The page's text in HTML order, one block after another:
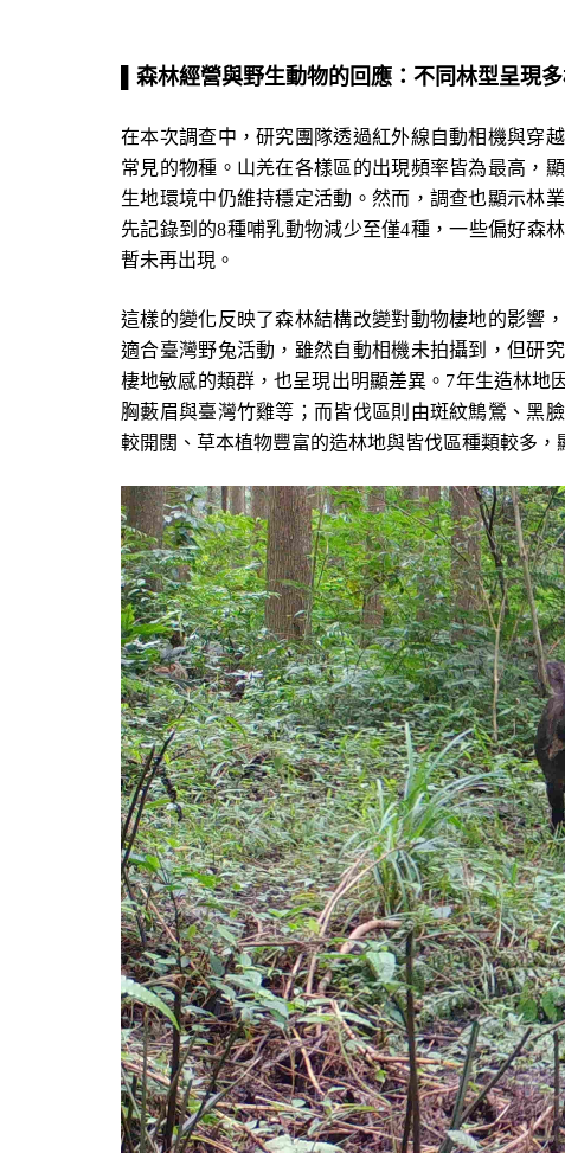
森林經營與野生動物的回應：不同林型呈現
在本次調查中，研究團隊透過紅外線自動相機與穿
常見的物種。山羌在各樣區的出現頻率皆為最高，
生地環境中仍維持穩定活動。然而，調查也顯示林
先記錄到的8種哺乳動物減少至僅4種，一些偏好森
暫未再出現。
這樣的變化反映了森林結構改變對動物棲地的影響
適合臺灣野兔活動，雖然自動相機未拍攝到，但研
棲地敏感的類群，也呈現出明顯差異。7年生造林
胸藪眉與臺灣竹雞等；而皆伐區則由斑紋鷦鶯、黑
較開闊、草本植物豐富的造林地與皆伐區種類較多